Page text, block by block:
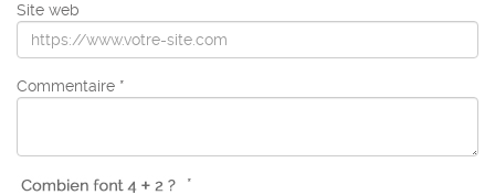
Site web
Commentaire *
*